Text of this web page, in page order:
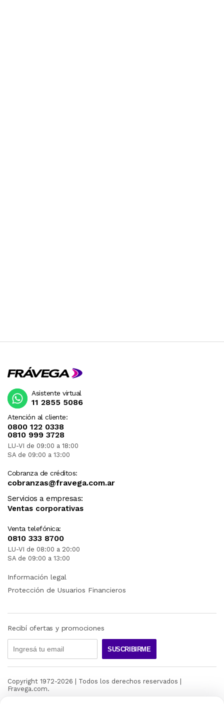
Atención al cliente:
0800 122 0338
0810 999 3728
LU-VI de 09:00 a 18:00
SA de 09:00 a 13:00
Cobranza de créditos:
cobranzas@fravega.com.ar
Servicios a empresas:
Ventas corporativas
Venta telefónica:
0810 333 8700
LU-VI de 08:00 a 20:00
SA de 09:00 a 13:00
Asistente virtual
11 2855 5086
Información legal
Protección de Usuarios Financieros
Recibí ofertas y promociones
SUSCRIBIRME
Copyright 1972-2026 | Todos los derechos reservados |
Fravega.com.